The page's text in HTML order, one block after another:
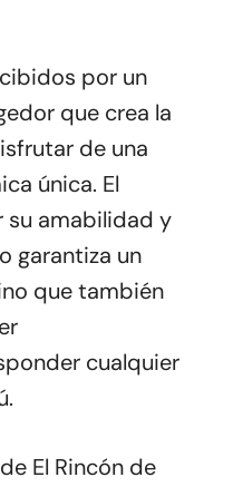
por un
que crea la
de una
única. El
su amabilidad y
garantiza un
que también
cualquier
El Rincón de